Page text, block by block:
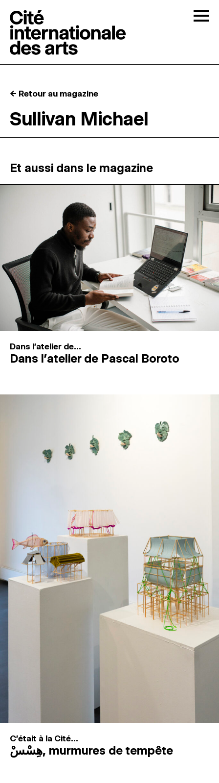
RÉSIDENCES ↓
ATELIERS OUVERTS
ESPACES DE PRATIQUE ARTISTIQUE ↓
Recherche
Connexion
↓
← Retour au magazine
Sullivan Michael
Et aussi dans le magazine
Dans l'atelier de...
Dans l’atelier de Pascal Boroto
C'était à la Cité...
هِسْسْ, murmures de tempête